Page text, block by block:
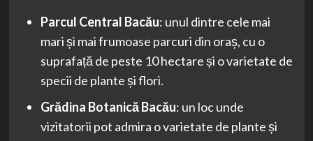
Parcul Central Bacău: unul dintre cele mai
mari și mai frumoase parcuri din oraș, cu o
suprafață de peste 10 hectare și o varietate de
specii de plante și flori.
Grădina Botanică Bacău: un loc unde
vizitatorii pot admira o varietate de plante și